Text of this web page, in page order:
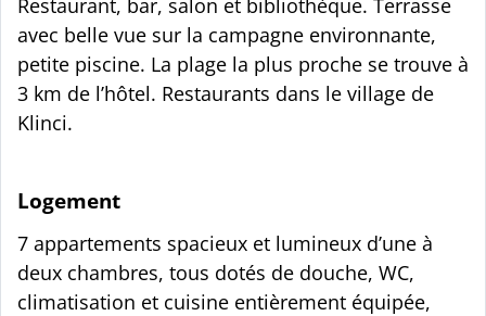
Restaurant, bar, salon et bibliothèque. Terrasse
avec belle vue sur la campagne environnante,
petite piscine. La plage la plus proche se trouve à
3 km de l’hôtel. Restaurants dans le village de
Klinci.
Logement
7 appartements spacieux et lumineux d’une à
deux chambres, tous dotés de douche, WC,
climatisation et cuisine entièrement équipée,